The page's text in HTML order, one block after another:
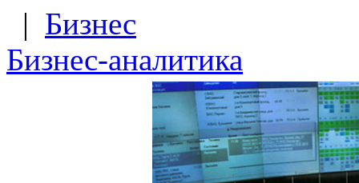
| Бизнес
Бизнес-аналитика